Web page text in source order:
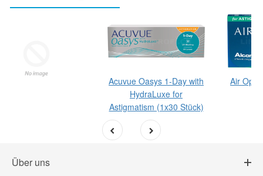
Acuvue Oasys 1-Day with
HydraLuxe for
Astigmatism (1x30 Stück)
Air
Über uns